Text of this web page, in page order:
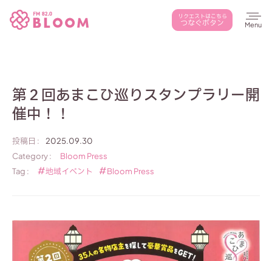
本文までスキップする
リクエストはこちら
つなぐボタン メ
第２回あまこひ巡りスタンプラリー開
催中！！
投稿日 :
2025.09.30
Category :
Bloom Press
Tag :
地域イベント Bloom Press